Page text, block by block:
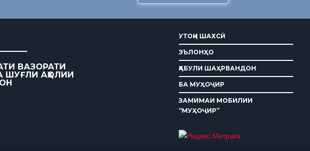
ВАЗОРАТИ
ШУҒЛИ АҲОЛИИ
УТОҚИ ШАХСӢ
ЭЪЛОНҲО
ҚАБУЛИ ШАҲРВАНДОН
БА МУҲОҶИР
ЗАМИМАИ МОБИЛИИ
“МУҲОҶИР”